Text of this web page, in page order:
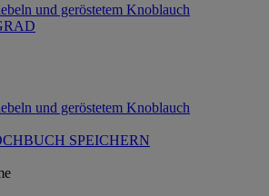
und geröstetem Knoblauch
und geröstetem Knoblauch
SPEICHERN